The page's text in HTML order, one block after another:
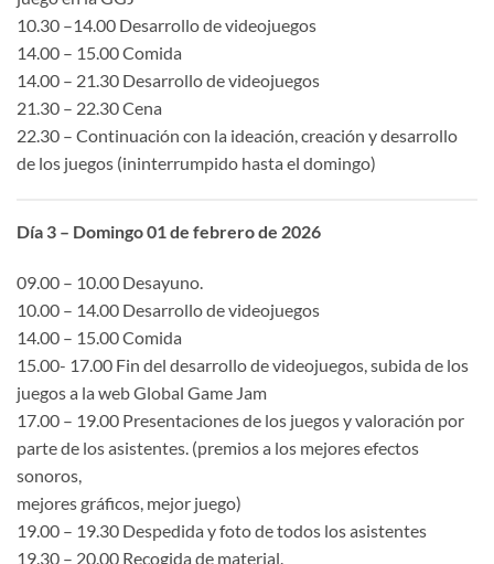
10.30 –14.00 Desarrollo de videojuegos
14.00 – 15.00 Comida
14.00 – 21.30 Desarrollo de videojuegos
21.30 – 22.30 Cena
22.30 – Continuación con la ideación, creación y desarrollo
de los juegos (ininterrumpido hasta el domingo)
Día 3 – Domingo 01 de febrero de 2026
09.00 – 10.00 Desayuno.
10.00 – 14.00 Desarrollo de videojuegos
14.00 – 15.00 Comida
15.00- 17.00 Fin del desarrollo de videojuegos, subida de los
juegos a la web Global Game Jam
17.00 – 19.00 Presentaciones de los juegos y valoración por
parte de los asistentes. (premios a los mejores efectos
sonoros,
mejores gráficos, mejor juego)
19.00 – 19.30 Despedida y foto de todos los asistentes
19.30 – 20.00 Recogida de material.